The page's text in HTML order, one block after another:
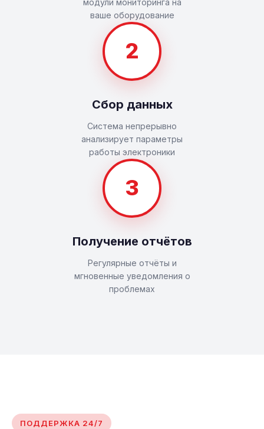
ваше оборудование
2
Сбор данных
Система непрерывно
анализирует параметры
работы электроники
3
Получение отчётов
Регулярные отчёты и
мгновенные уведомления о
проблемах
ПОДДЕРЖКА 24/7